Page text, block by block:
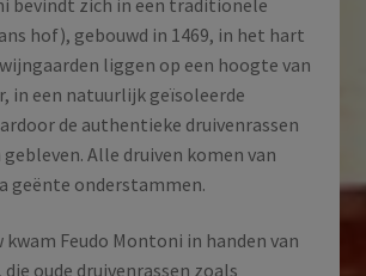
hof), gebouwd in 1469, in het hart
liggen op een hoogte van
in een natuurlijk geïsoleerde
de authentieke druivenrassen
Alle druiven komen van
geënte onderstammen.
kwam Feudo Montoni in handen van
die oude druivenrassen zoals